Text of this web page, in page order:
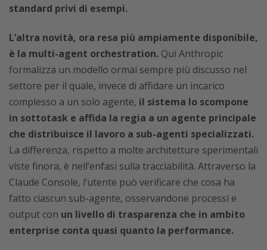
standard privi di esempi.
L’altra novità, ora resa più ampiamente disponibile,
è la multi-agent orchestration. Qui Anthropic
formalizza un modello ormai sempre più discusso nel
settore per il quale, invece di affidare un incarico
complesso a un solo agente, il sistema lo scompone
in sottotask e affida la regia a un agente principale
che distribuisce il lavoro a sub-agenti specializzati.
La differenza, rispetto a molte architetture sperimentali
viste finora, è nell’enfasi sulla tracciabilità. Attraverso la
Claude Console, l’utente può verificare che cosa ha
fatto ciascun sub-agente, osservandone processi e
output con un livello di trasparenza che in ambito
enterprise conta quasi quanto la performance.